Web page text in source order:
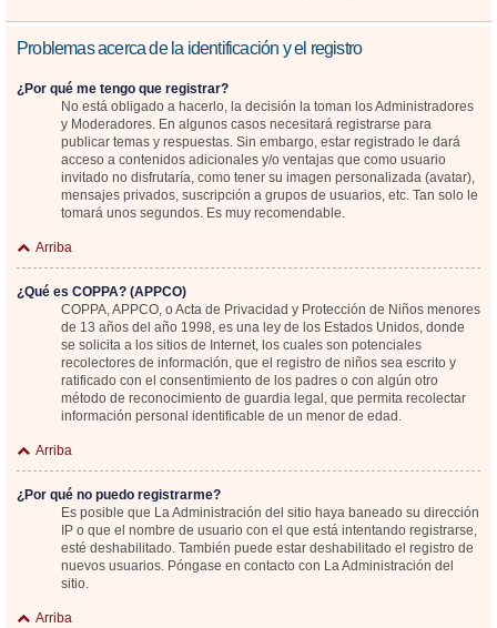
Problemas acerca de la identificación y el registro
¿Por qué me tengo que registrar?
No está obligado a hacerlo, la decisión la toman los Administradores
y Moderadores. En algunos casos necesitará registrarse para
publicar temas y respuestas. Sin embargo, estar registrado le dará
acceso a contenidos adicionales y/o ventajas que como usuario
invitado no disfrutaría, como tener su imagen personalizada (avatar),
mensajes privados, suscripción a grupos de usuarios, etc. Tan solo le
tomará unos segundos. Es muy recomendable.
Arriba
¿Qué es COPPA? (APPCO)
COPPA, APPCO, o Acta de Privacidad y Protección de Niños menores
de 13 años del año 1998, es una ley de los Estados Unidos, donde
se solicita a los sitios de Internet, los cuales son potenciales
recolectores de información, que el registro de niños sea escrito y
ratificado con el consentimiento de los padres o con algún otro
método de reconocimiento de guardia legal, que permita recolectar
información personal identificable de un menor de edad.
Arriba
¿Por qué no puedo registrarme?
Es posible que La Administración del sitio haya baneado su dirección
IP o que el nombre de usuario con el que está intentando registrarse,
esté deshabilitado. También puede estar deshabilitado el registro de
nuevos usuarios. Póngase en contacto con La Administración del
sitio.
Arriba